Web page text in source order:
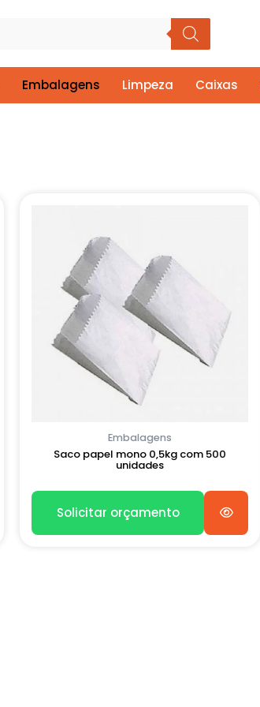
Embalagens Limpeza Caixas
Embalagens
Saco papel mono 0,5kg com 500
unidades
Solicitar orçamento